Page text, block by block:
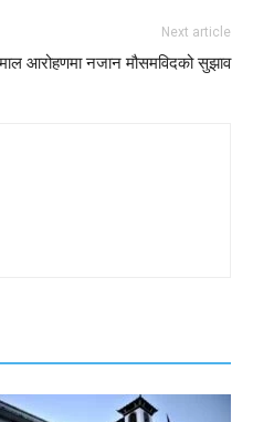
Next article
आरोहणमा नजान मौसमविदको सुझाव